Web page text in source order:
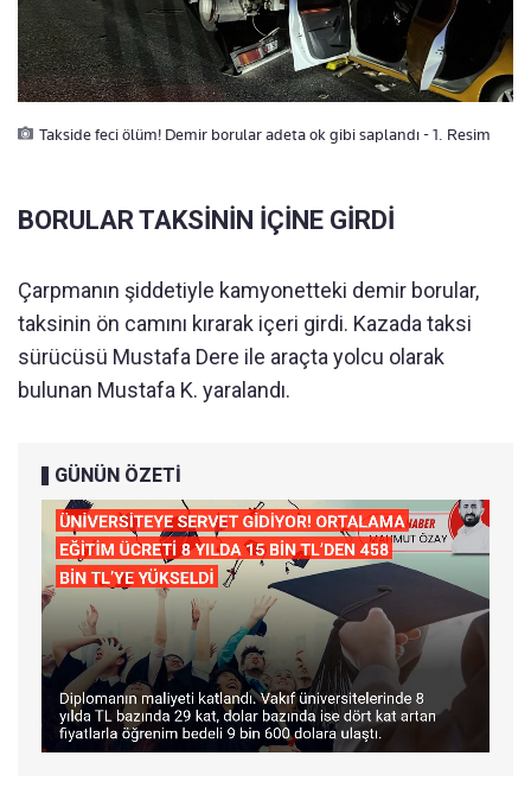
Takside feci ölüm! Demir borular adeta ok gibi saplandı - 1. Resim
BORULAR TAKSİNİN İÇİNE GİRDİ
Çarpmanın şiddetiyle kamyonetteki demir borular,
taksinin ön camını kırarak içeri girdi. Kazada taksi
sürücüsü Mustafa Dere ile araçta yolcu olarak
bulunan Mustafa K. yaralandı.
GÜNÜN ÖZETİ